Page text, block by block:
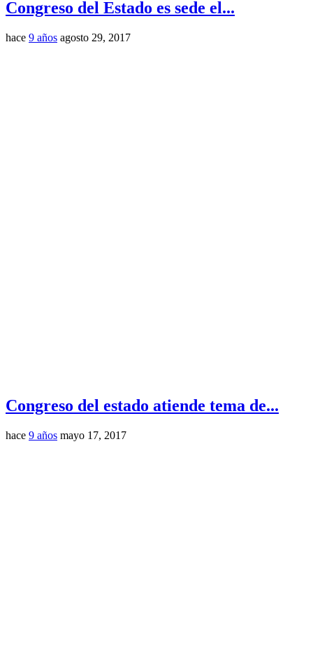
Congreso del Estado es sede el...
hace 9 años agosto 29, 2017
Congreso del estado atiende tema de...
hace 9 años mayo 17, 2017